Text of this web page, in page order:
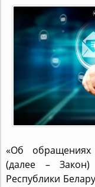
«Об
(далее –
Республики